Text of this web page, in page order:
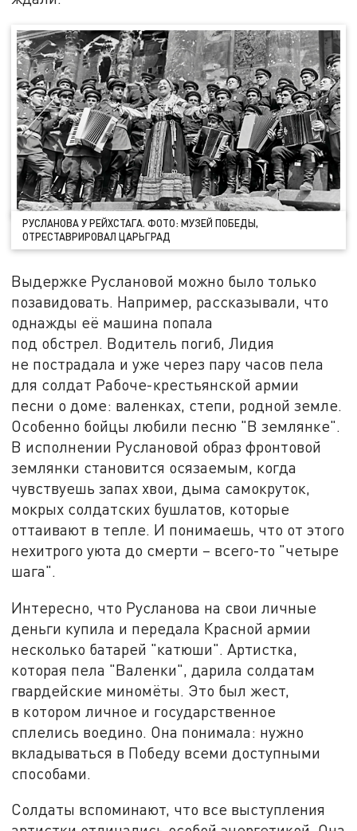
РУСЛАНОВА У РЕЙХСТАГА. ФОТО: МУЗЕЙ ПОБЕДЫ,
ОТРЕСТАВРИРОВАЛ ЦАРЬГРАД
Выдержке Руслановой можно было только
позавидовать. Например, рассказывали, что
однажды её машина попала
под обстрел. Водитель погиб, Лидия
не пострадала и уже через пару часов пела
для солдат Рабоче-крестьянской армии
песни о доме: валенках, степи, родной земле.
Особенно бойцы любили песню "В землянке".
В исполнении Руслановой образ фронтовой
землянки становится осязаемым, когда
чувствуешь запах хвои, дыма самокруток,
мокрых солдатских бушлатов, которые
оттаивают в тепле. И понимаешь, что от этого
нехитрого уюта до смерти – всего-то "четыре
шага".
Интересно, что Русланова на свои личные
деньги купила и передала Красной армии
несколько батарей "катюши". Артистка,
которая пела "Валенки", дарила солдатам
гвардейские миномёты. Это был жест,
в котором личное и государственное
сплелись воедино. Она понимала: нужно
вкладываться в Победу всеми доступными
способами.
Солдаты вспоминают, что все выступления